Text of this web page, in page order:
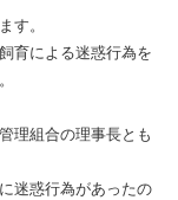
す。
育による迷惑行為を
理組合の理事長とも
迷惑行為があったの